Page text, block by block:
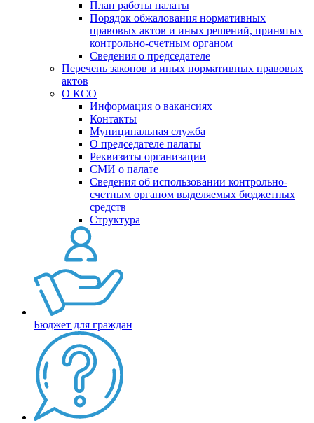
План работы палаты
Порядок обжалования нормативных
правовых актов и иных решений, принятых
контрольно-счетным органом
Сведения о председателе
Перечень законов и иных нормативных правовых
актов
О КСО
Информация о вакансиях
Контакты
Муниципальная служба
О председателе палаты
Реквизиты организации
СМИ о палате
Сведения об использовании контрольно-
счетным органом выделяемых бюджетных
средств
Структура
Бюджет для граждан